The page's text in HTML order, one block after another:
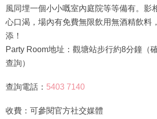
風同埋一個小小嘅室內庭院等等備有。影
心口渴，場內有免費無限飲用無酒精飲料
添！
Party Room地址：觀塘站步行約8分鐘（
查詢）
查詢電話： 5403 7140
收費：可參閱官方社交媒體